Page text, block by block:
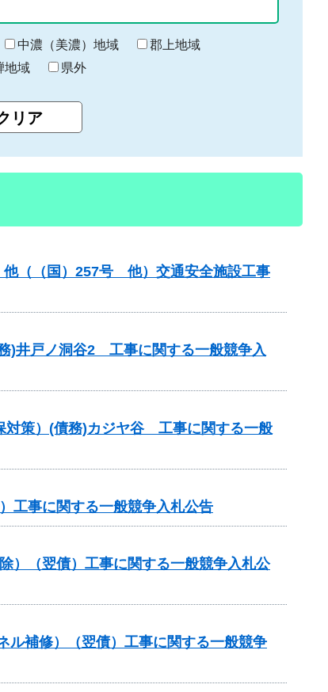
中濃（美濃）地域
郡上地域
地域 県外
他（（国）257号 他）交通安全施設工事
)井戸ノ洞谷2 工事に関する一般競争入
対策）(債務)カジヤ谷 工事に関する一般
工事に関する一般競争入札公告
）（翌債）工事に関する一般競争入札公
補修）（翌債）工事に関する一般競争